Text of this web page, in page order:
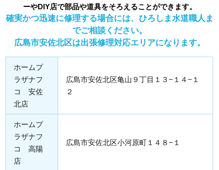
ーやDIY店で部品や道具をそろえることができます。
確実かつ迅速に修理する場合には、ひろしま水道職人ま
でご相談ください。
広島市安佐北区は出張修理対応エリアになります。
ホームプ
ラザナフ
コ 安佐
北店
広島市安佐北区亀山９丁目１３−１４−１
２
ホームプ
ラザナフ
コ 高陽
店
広島市安佐北区小河原町１４８−１